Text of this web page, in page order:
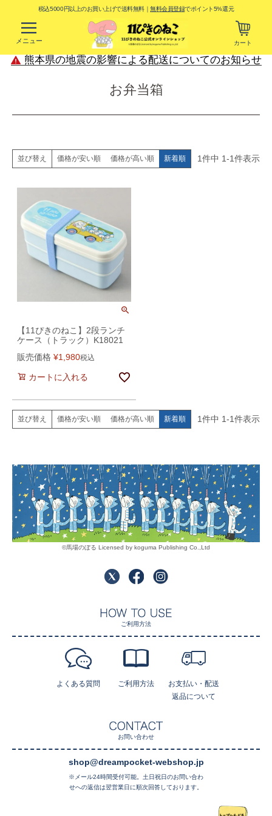
税込5000円以上のお買い上げで送料無料｜無料会員登録でポイント5%還元
メニュー カート
熊本県の地震の影響による配送についてのお知らせ
お弁当箱
並び替え 価格が安い順 価格が高い順 新着順 1件中 1-1件表示
【11ぴきのねこ】2段ランチ
ケース（トラック）K18021
販売価格 ¥1,980税込
カートに入れる
並び替え 価格が安い順 価格が高い順 新着順 1件中 1-1件表示
©馬場のぼる Licensed by koguma Publishing Co.,Ltd
お問い合わせ
shop@dreampocket-webshop.jp
※メール24時間受付可能。土日祝日のお問い合わ
せへの返信は翌営業日に順次回答しております。
ご利用方法
よくある質問 ご利用方法
お支払い・配送
返品について